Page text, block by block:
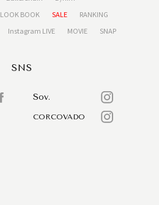
LOOK BOOK SALE
RANKING
Instagram LIVE MOVIE SNAP
SNS
Sov.
CORCOVADO